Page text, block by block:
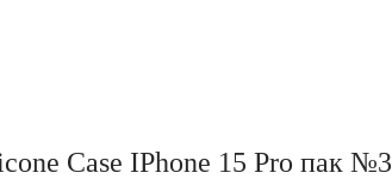
Case IPhone 15 Pro пак №3